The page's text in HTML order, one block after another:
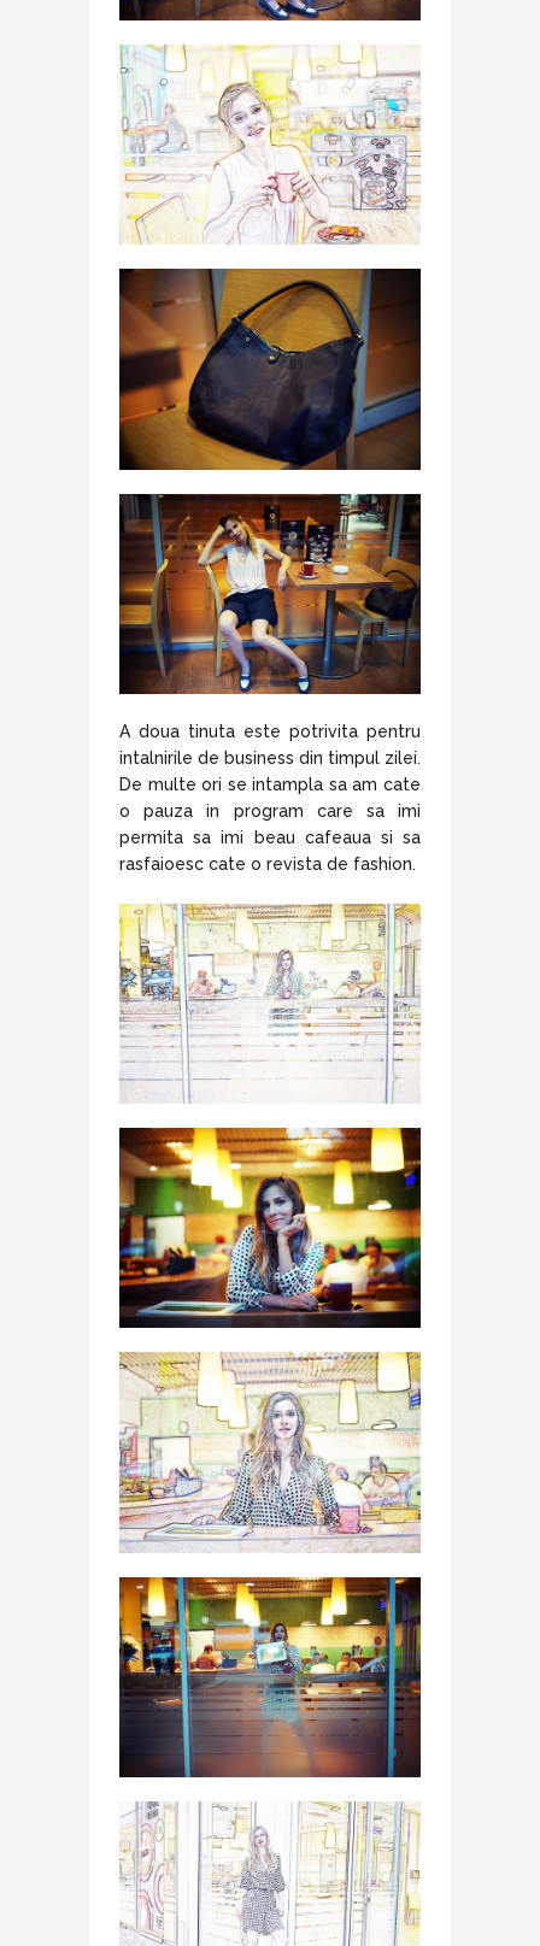
A doua tinuta este potrivita pentru
intalnirile de business din timpul zilei.
De multe ori se intampla sa am cate
o pauza in program care sa imi
permita sa imi beau cafeaua si sa
rasfaioesc cate o revista de fashion.